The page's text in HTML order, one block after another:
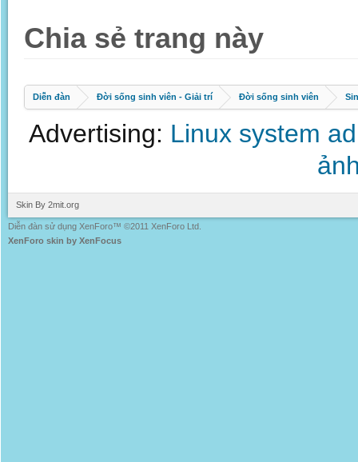
Chia sẻ trang này
Diễn đàn Đời sống sinh viên - Giải trí Đời sống sinh viên
Advertising: Linux system
Skin By 2mit.org
Diễn đàn sử dụng XenForo™ ©2011 XenForo Ltd.
XenForo skin by XenFocus